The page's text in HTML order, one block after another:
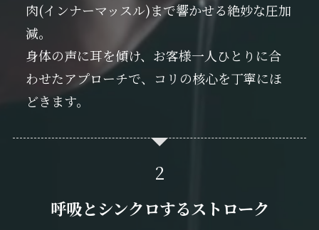
肉(インナーマッスル)まで響かせる絶妙な圧加
減。
身体の声に耳を傾け、お客様一人ひとりに合
わせたアプローチで、コリの核心を丁寧にほ
どきます。
呼吸とシンクロするストローク